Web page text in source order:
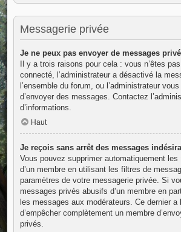
Messagerie privée
Je ne peux pas envoyer de messages
Il y a trois raisons pour cela : vous n’êtes
connecté, l’administrateur a désactivé la
l’ensemble du forum, ou l’administrateur
d’envoyer des messages. Contactez
d’informations.
Haut
Je reçois sans arrêt des messages
Vous pouvez supprimer automatiquement
d’un membre en utilisant les filtres de
paramètres de votre messagerie privée. Si
messages privés abusifs d’un membre en
les messages aux modérateurs. Ce dernier a
d’empêcher complètement un membre
privés.